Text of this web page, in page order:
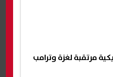
مرتقبة لغزة وترامب